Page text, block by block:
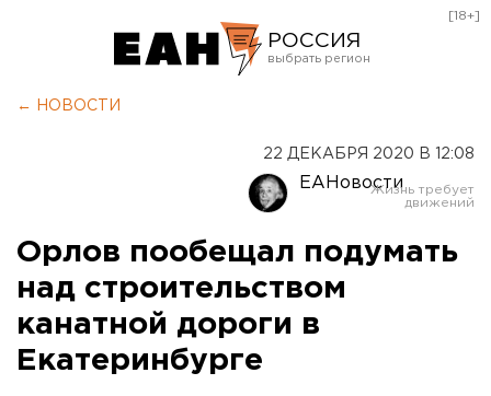
РОССИЯ
Оренбург
[18+]
← НОВОСТИ
22 ДЕКАБРЯ 2020 В 12:08
ЕАНовости
Орлов пообещал подумать
над строительством
канатной дороги в
Екатеринбурге